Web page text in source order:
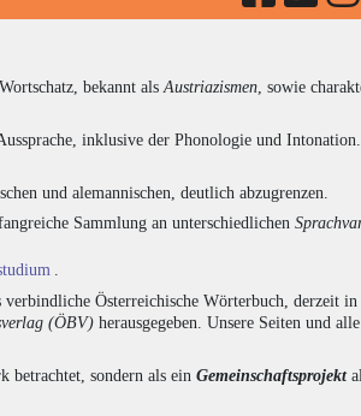
bekannt als Austriazismen , sowie
inklusive der Phonologie und
und alemannischen, deutlich abzugrenzen.
Sammlung an unterschiedlichen
Österreichische Wörterbuch, derzeit in
(ÖBV) herausgegeben. Unsere Seiten und
betrachtet, sondern als ein Gemeinschaftsprojekt